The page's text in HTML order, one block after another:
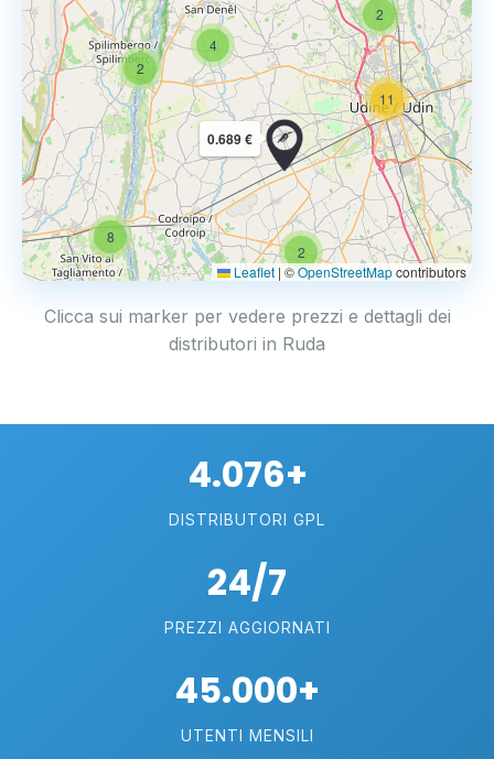
2
2
4
11
2
8
0.689 €
Leaflet | ©OpenStreetMapcontributors
Clicca sui marker per vedere prezzi e dettagli dei
distributori in Ruda
4.076+
DISTRIBUTORI GPL
24/7
PREZZI AGGIORNATI
45.000+
UTENTI MENSILI